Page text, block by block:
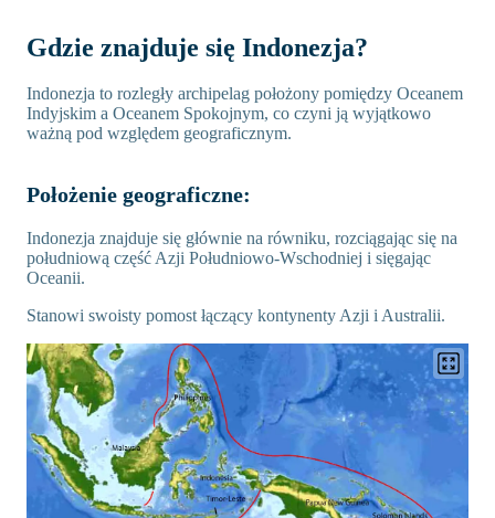
Gdzie znajduje się Indonezja?
Indonezja to rozległy archipelag położony pomiędzy Oceanem
Indyjskim a Oceanem Spokojnym, co czyni ją wyjątkowo
ważną pod względem geograficznym.
Położenie geograficzne:
Indonezja znajduje się głównie na równiku, rozciągając się na
południową część Azji Południowo-Wschodniej i sięgając
Oceanii.
Stanowi swoisty pomost łączący kontynenty Azji i Australii.